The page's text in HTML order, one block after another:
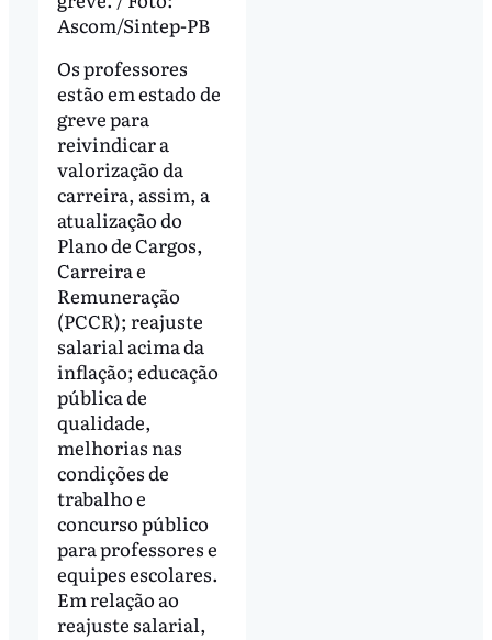
Ascom/Sintep-PB
Os professores
estão em estado de
greve para
reivindicar a
valorização da
carreira, assim, a
atualização do
Plano de Cargos,
Carreira e
Remuneração
(PCCR); reajuste
salarial acima da
inflação; educação
pública de
qualidade,
melhorias nas
condições de
trabalho e
concurso público
para professores e
equipes escolares.
Em relação ao
reajuste salarial,